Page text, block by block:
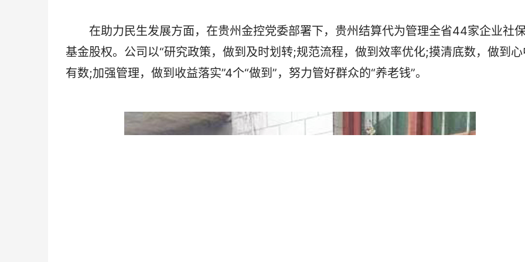
在助力民生发展方面，在贵州金控党委部署下，贵州结算代为管理全省44家企业社
基金股权。公司以“研究政策，做到及时划转;规范流程，做到效率优化;摸清底数，做到
有数;加强管理，做到收益落实”4个“做到”，努力管好群众的“养老钱”。